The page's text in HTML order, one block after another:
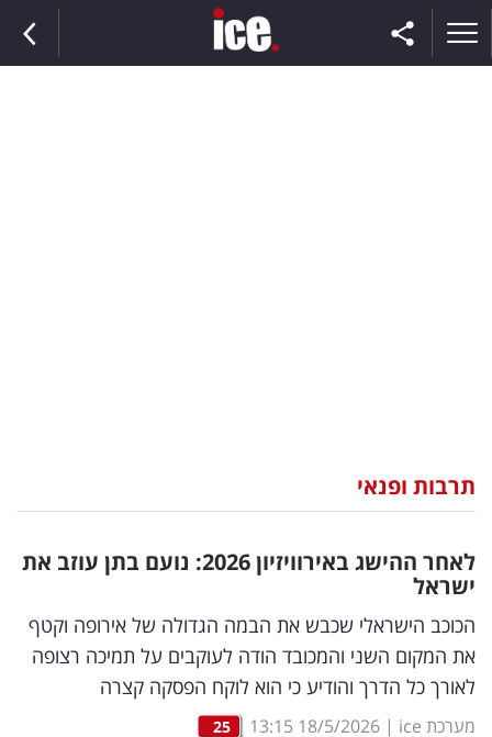
וצרכנות
דיגיטל
וטק
שיווק
ופרסום
תרבות ופנאי
לאחר ההישג באירוויזיון 2026: נועם בתן עוזב את
ישראל
הכוכב הישראלי שכבש את הבמה הגדולה של אירופה וקטף
את המקום השני והמכובד הודה לעוקבים על תמיכה רצופה
לאורך כל הדרך והודיע כי הוא לוקח הפסקה קצרה
מערכת ice |
18/5/2026
13:15
25